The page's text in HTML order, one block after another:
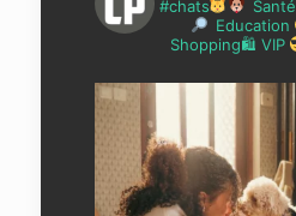
#chats
Santé
Education
Shopping🛍 VIP